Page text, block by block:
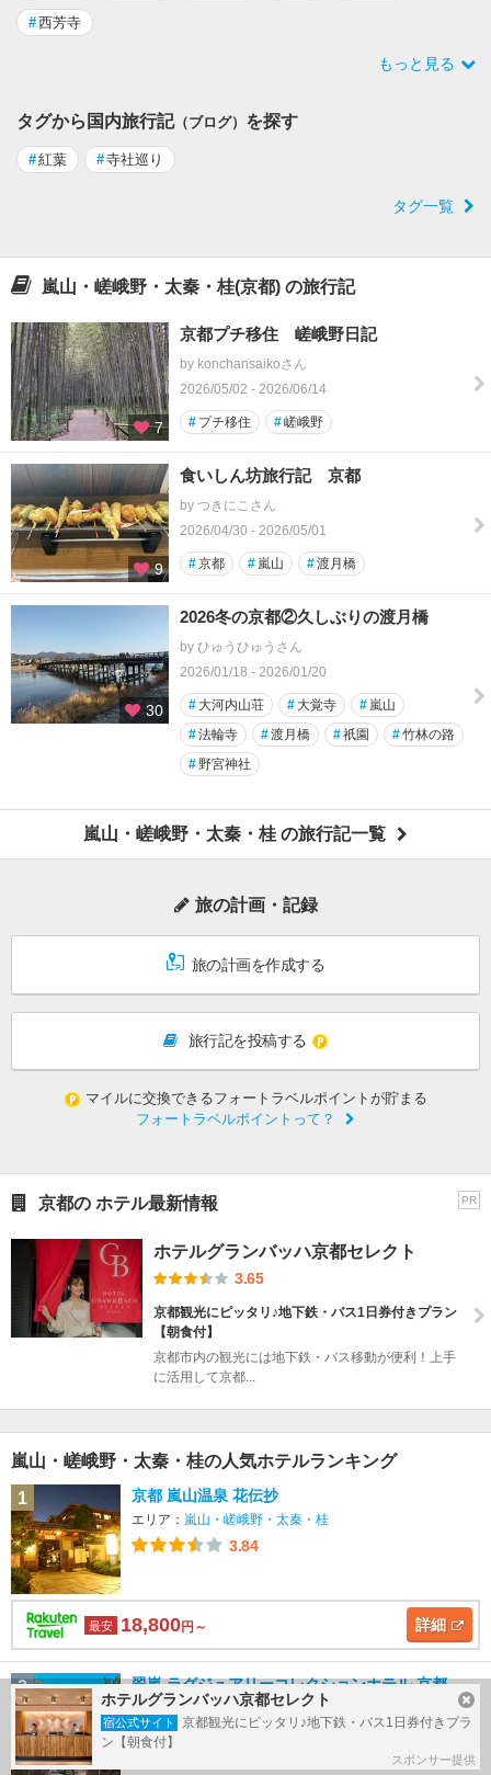
#西芳寺
もっと見る
タグから国内旅行記（ブログ） を探す
#紅葉 #寺社巡り
タグ一覧
嵐山・嵯峨野・太秦・桂(京都) の旅行記
7
京都プチ移住 嵯峨野日記
by konchansaikoさん
2026/05/02 - 2026/06/14
# プチ移住 #嵯峨野
9
食いしん坊旅行記 京都
by つきにこさん
2026/04/30 - 2026/05/01
#京都 # 嵐山 #渡月橋
30
2026冬の京都②久しぶりの渡月橋
by ひゅうひゅうさん
2026/01/18 - 2026/01/20
# 大河内山荘 # 大覚寺 # 嵐山
#法輪寺 #渡月橋 #祇園 #竹林の路
#野宮神社
嵐山・嵯峨野・太秦・桂 の旅行記一覧
旅の計画・記録
旅の計画を作成する
旅行記を投稿する
マイルに交換できるフォートラベルポイントが貯まる
フォートラベルポイントって？
PR
京都の ホテル最新情報
ホテルグランバッハ京都セレクト
3.65
京都観光にピッタリ♪地下鉄・バス1日券付きプラン
【朝食付】
京都市内の観光には地下鉄・バス移動が便利！上手
に活用して京都...
嵐山・嵯峨野・太秦・桂の人気ホテルランキング
1
京都 嵐山温泉 花伝抄
エリア： 嵐山・嵯峨野・太秦・桂
3.84
最安 18,800円～ 詳細
2 翠嵐 ラグジュアリーコレクションホテル 京都
エリア：嵐山・嵯峨野・太秦・桂
3.60
ホテルグランバッハ京都セレクト
宿公式サイト
京都観光にピッタリ♪地下鉄・バス1日券付きプラ
ン【朝食付】
スポンサー提供